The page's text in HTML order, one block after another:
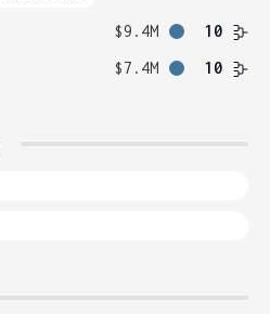
$9.4M
10
$7.4M 10